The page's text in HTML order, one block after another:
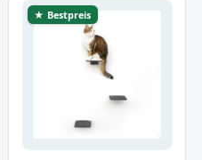
★ Bestpreis